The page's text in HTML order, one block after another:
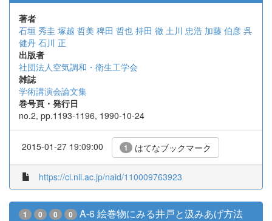
著者
石垣 秀圭 塚越 哲美 稗田 哲也 持田 徹 土川 忠浩 加藤 伯彦 呉
健丹 石川 正
出版者
社団法人空気調和・衛生工学会
雑誌
学術講演会論文集
巻号頁・発行日
no.2, pp.1193-1196, 1990-10-24
2015-01-27 19:09:00 1 はてなブックマーク
https://ci.nii.ac.jp/naid/110009763923
1 0 0 0 A-6 絵巻物にみる井戸と汲みあげ方法